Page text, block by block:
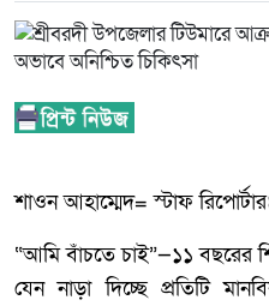
শাওন আহাম্মেদ= স্টাফ
“আমি বাঁচতে চাই”—১১
যেন নাড়া দিচ্ছে প্রতিটি